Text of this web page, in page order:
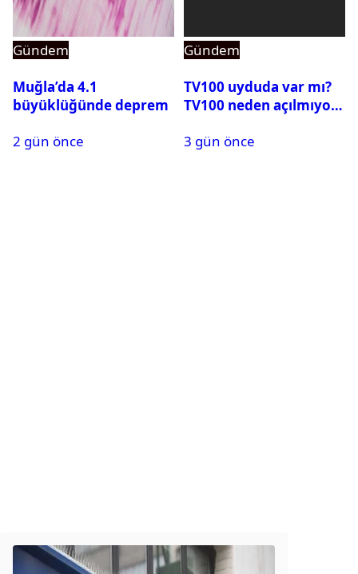
Gündem
Muğla’da 4.1
büyüklüğünde deprem
2 gün önce
Gündem
TV100 uyduda var mı?
TV100 neden açılmıyor?
3 gün önce